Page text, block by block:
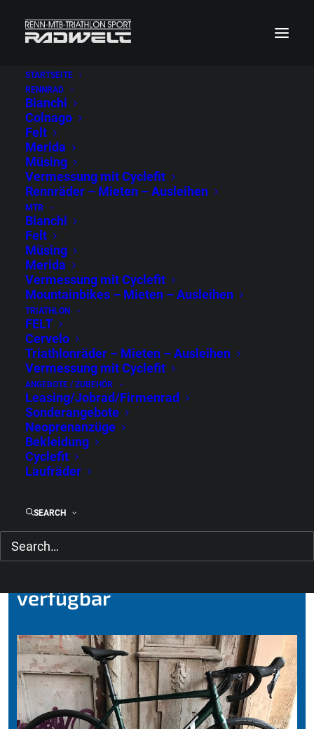
STARTSEITE
RENNRAD
Bianchi
Colnago
Felt
Merida
Müsing
Vermessung mit Cyclefit
Rennräder – Mieten – Ausleihen
MTB
Bianchi
Felt
Müsing
Merida
Vermessung mit Cyclefit
Mountainbikes – Mieten – Ausleihen
TRIATHLON
FELT
Cervelo
Triathlonräder – Mieten – Ausleihen
Vermessung mit Cyclefit
ANGEBOTE / ZUBEHÖR
Leasing/Jobrad/Firmenrad
Sonderangebote
Neoprenanzüge
Bekleidung
Cyclefit
Laufräder
SEARCH
Bianchi Impulso
Marke:Bianchi
Modell:Impulso
Ausstattung:
Größe:53,55
verfügbar